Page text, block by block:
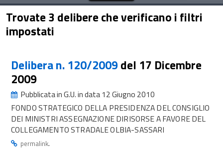
Trovate 3 delibere che verificano i filtri
impostati
Delibera n. 120/2009del 17 Dicembre
2009
Pubblicata in G.U. in data 12 Giugno 2010
FONDO STRATEGICO DELLA PRESIDENZA DEL CONSIGLIO
DEI MINISTRI ASSEGNAZIONE DIRISORSE A FAVORE DEL
COLLEGAMENTO STRADALE OLBIA-SASSARI
permalink.